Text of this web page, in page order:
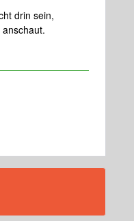
drin sein,